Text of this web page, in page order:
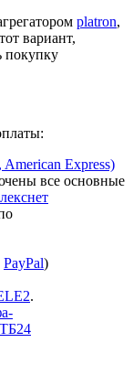
platron,
вариант,
покупку
Express)
все основные
PayPal)
.